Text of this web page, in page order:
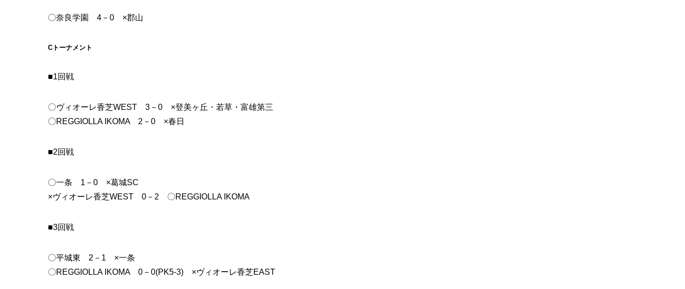
〇奈良学園 4－0 ×郡山
Cトーナメント
■1回戦
〇ヴィオーレ香芝WEST 3－0 ×登美ヶ丘・若草・富雄第三
〇REGGIOLLA IKOMA 2－0 ×春日
■2回戦
〇一条 1－0 ×葛城SC
×ヴィオーレ香芝WEST 0－2 〇REGGIOLLA IKOMA
■3回戦
〇平城東 2－1 ×一条
〇REGGIOLLA IKOMA 0－0(PK5-3) ×ヴィオーレ香芝EAST